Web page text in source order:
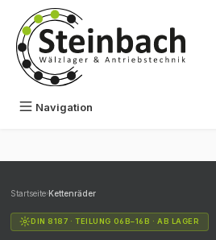
Zum Hauptinhalt springen
Navigation
Startseite›Kettenräder
DIN 8187 · TEILUNG 06B–16B · AB LAGER